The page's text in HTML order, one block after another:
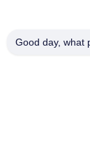
テレ
Good day, what